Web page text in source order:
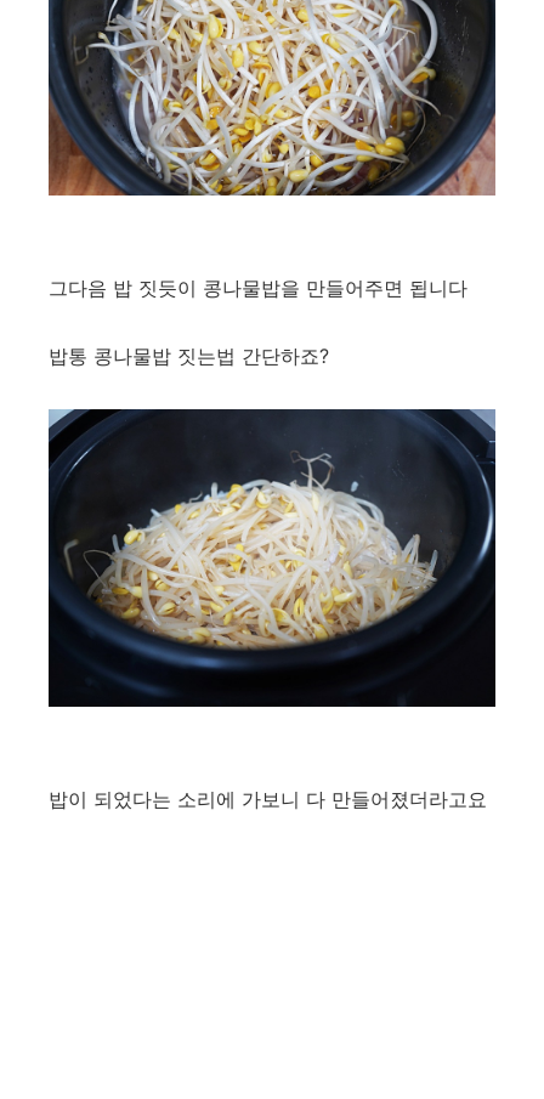
그다음 밥 짓듯이 콩나물밥을 만들어주면 됩니다
밥통 콩나물밥 짓는법 간단하죠?
밥이 되었다는 소리에 가보니 다 만들어졌더라고요